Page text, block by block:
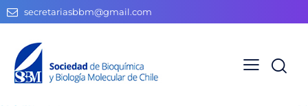
secretariasbbm@gmail.com